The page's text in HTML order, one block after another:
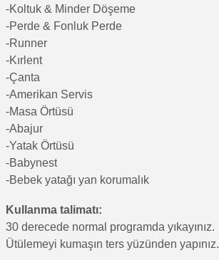
-Koltuk & Minder Döşeme
-Perde & Fonluk Perde
-Runner
-Kırlent
-Çanta
-Amerikan Servis
-Masa Örtüsü
-Abajur
-Yatak Örtüsü
-Babynest
-Bebek yatağı yan korumalık
Kullanma talimatı:
30 derecede normal programda yıkayınız.
Ütülemeyi kumaşın ters yüzünden yapınız.